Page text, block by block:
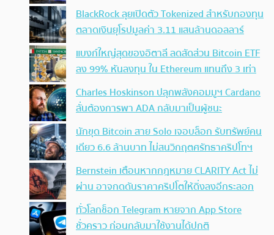
BlackRock ลุยเปิดตัว Tokenized สำหรับกองทุน
ตลาดเงินยุโรปมูลค่า 3.11 แสนล้านดอลลาร์
แบงก์ใหญ่สุดของอิตาลี ลดสัดส่วน Bitcoin ETF
ลง 99% หันลงทุน ใน Ethereum แทนถึง 3 เท่า
Charles Hoskinson ปลุกพลังคอมมูฯ Cardano
ลั่นต้องการพา ADA กลับมาเป็นผู้ชนะ
นักขุด Bitcoin สาย Solo เจอบล็อก รับทรัพย์คน
เดียว 6.6 ล้านบาท ไม่สนวิกฤตศรัทธาคริปโทฯ
Bernstein เตือนหากกฎหมาย CLARITY Act ไม่
ผ่าน อาจกดดันราคาคริปโตให้ดิ่งลงอีกระลอก
ทั่วโลกช็อก Telegram หายจาก App Store
ชั่วคราว ก่อนกลับมาใช้งานได้ปกติ